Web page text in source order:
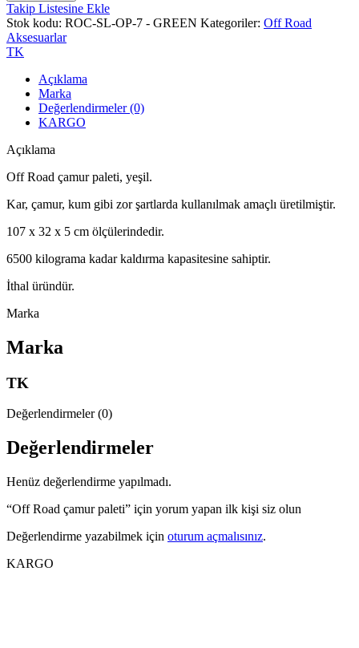
Takip Listesine Ekle
Stok kodu: ROC-SL-OP-7 - GREEN Kategoriler: Off Road
Aksesuarlar
TK
Açıklama
Marka
Değerlendirmeler (0)
KARGO
Açıklama
Off Road çamur paleti, yeşil.
Kar, çamur, kum gibi zor şartlarda kullanılmak amaçlı üretilmiştir.
107 x 32 x 5 cm ölçülerindedir.
6500 kilograma kadar kaldırma kapasitesine sahiptir.
İthal üründür.
Marka
Marka
TK
Değerlendirmeler (0)
Değerlendirmeler
Henüz değerlendirme yapılmadı.
“Off Road çamur paleti” için yorum yapan ilk kişi siz olun
Değerlendirme yazabilmek için oturum açmalısınız.
KARGO